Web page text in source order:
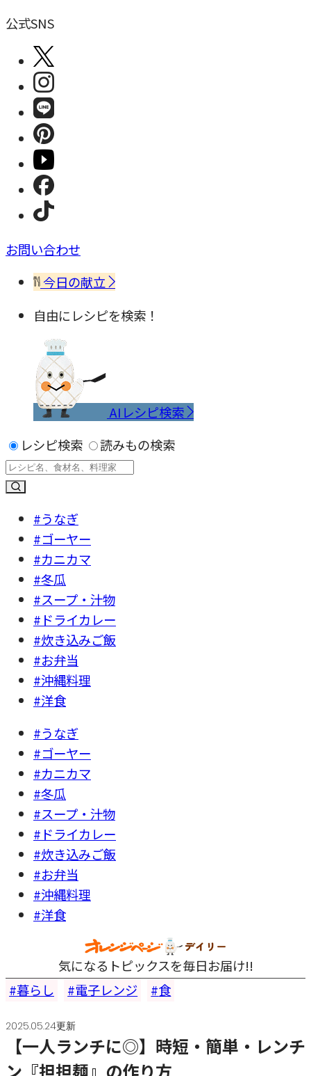
公式SNS
お問い合わせ
今日の献立
自由にレシピを検索！
AIレシピ検索
レシピ検索
読みもの検索
#うなぎ
#ゴーヤー
#カニカマ
#冬瓜
#スープ・汁物
#ドライカレー
#炊き込みご飯
#お弁当
#沖縄料理
#洋食
#うなぎ
#ゴーヤー
#カニカマ
#冬瓜
#スープ・汁物
#ドライカレー
#炊き込みご飯
#お弁当
#沖縄料理
#洋食
気になるトピックスを毎日お届け!!
暮らし
電子レンジ 食
2025.05.24更新
【一人ランチに◎】時短・簡単・レンチ
ン『担担麺』の作り方